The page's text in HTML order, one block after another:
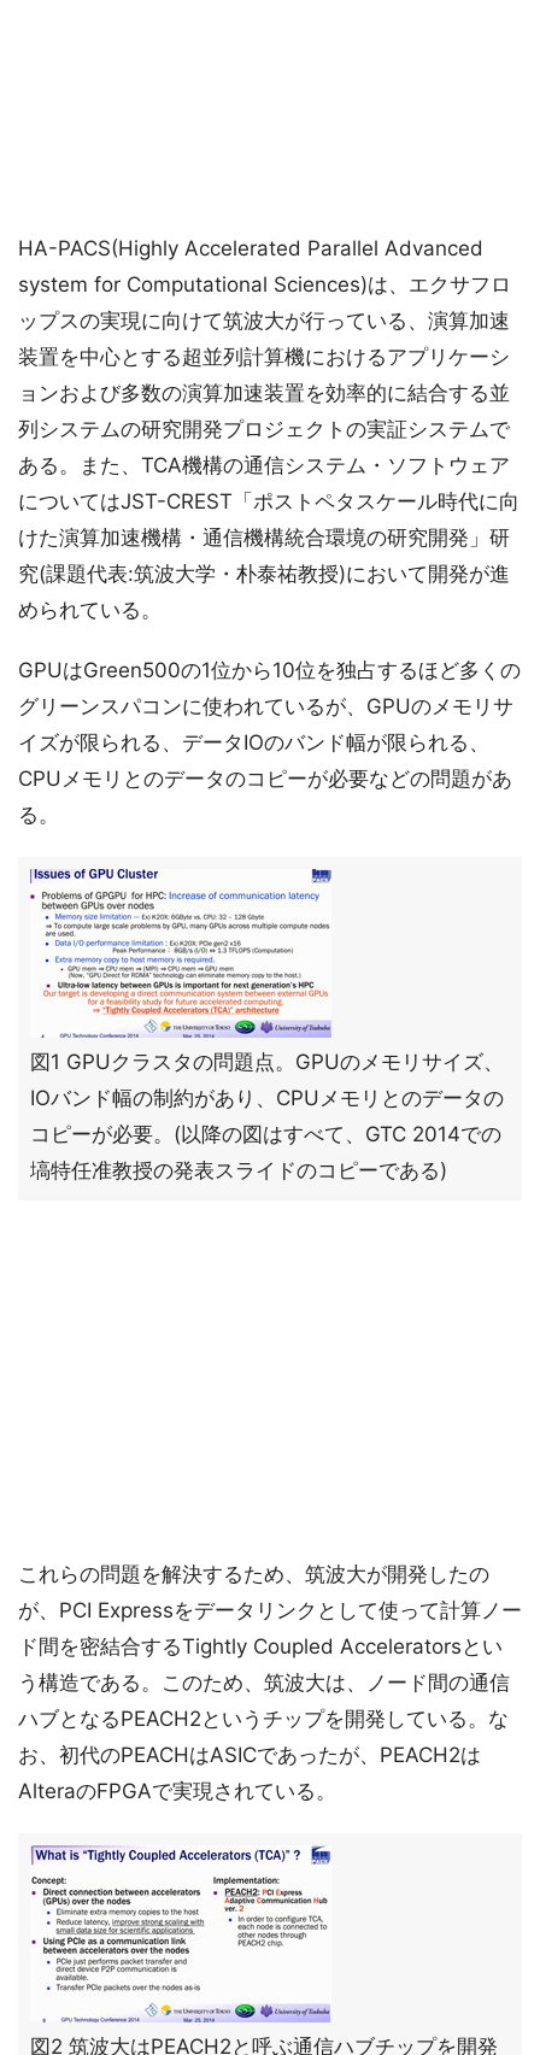
HA-PACS(Highly Accelerated Parallel Advanced
system for Computational Sciences)は、エクサフロ
ップスの実現に向けて筑波大が行っている、演算加速
装置を中心とする超並列計算機におけるアプリケーシ
ョンおよび多数の演算加速装置を効率的に結合する並
列システムの研究開発プロジェクトの実証システムで
ある。また、TCA機構の通信システム・ソフトウェア
についてはJST-CREST「ポストペタスケール時代に向
けた演算加速機構・通信機構統合環境の研究開発」研
究(課題代表:筑波大学・朴泰祐教授)において開発が進
められている。
GPUはGreen500の1位から10位を独占するほど多くの
グリーンスパコンに使われているが、GPUのメモリサ
イズが限られる、データIOのバンド幅が限られる、
CPUメモリとのデータのコピーが必要などの問題があ
る。
図1 GPUクラスタの問題点。GPUのメモリサイズ、
IOバンド幅の制約があり、CPUメモリとのデータの
コピーが必要。(以降の図はすべて、GTC 2014での
塙特任准教授の発表スライドのコピーである)
これらの問題を解決するため、筑波大が開発したの
が、PCI Expressをデータリンクとして使って計算ノー
ド間を密結合するTightly Coupled Acceleratorsとい
う構造である。このため、筑波大は、ノード間の通信
ハブとなるPEACH2というチップを開発している。な
お、初代のPEACHはASICであったが、PEACH2は
AlteraのFPGAで実現されている。
図2 筑波大はPEACH2と呼ぶ通信ハブチップを開発